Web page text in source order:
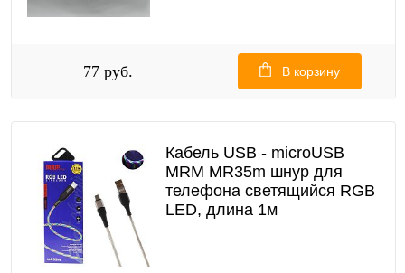
77 руб. В корзину
Кабель USB - microUSB
MRM MR35m шнур для
телефона светящийся RGB
LED, длина 1м